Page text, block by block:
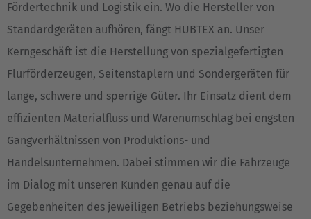
Fördertechnik und Logistik ein. Wo die Hersteller von
Standardgeräten aufhören, fängt HUBTEX an. Unser
Kerngeschäft ist die Herstellung von spezialgefertigten
Flurförderzeugen, Seitenstaplern und Sondergeräten für
lange, schwere und sperrige Güter. Ihr Einsatz dient dem
effizienten Materialfluss und Warenumschlag bei engsten
Gangverhältnissen von Produktions- und
Handelsunternehmen. Dabei stimmen wir die Fahrzeuge
im Dialog mit unseren Kunden genau auf die
Gegebenheiten des jeweiligen Betriebs beziehungsweise